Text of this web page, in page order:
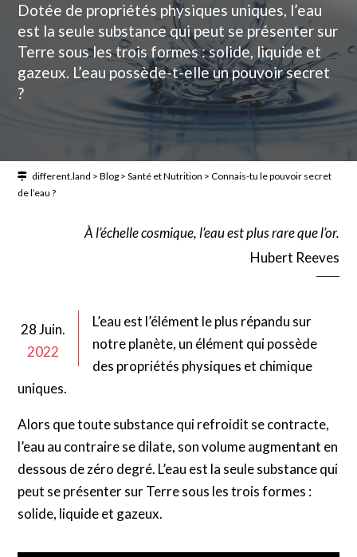
Dotée de propriétés physiques uniques, l’eau
est la seule substance qui peut se présenter sur
Terre sous les trois formes : solide, liquide et
gazeux. L’eau possède-t-elle un pouvoir secret
?
different.land >Blog >Santé et Nutrition >Connais-tu le pouvoir secret
de l’eau ?
À l’échelle cosmique, l’eau est plus rare que l’or.
Hubert Reeves
28 Juin.
2022
L’eau est l’élément le plus répandu sur
notre planète, un élément qui possède
des propriétés physiques et chimique
uniques.
Alors que toute substance qui refroidit se contracte,
l’eau au contraire se dilate, son volume augmentant en
dessous de zéro degré. L’eau est la seule substance qui
peut se présenter sur Terre sous les trois formes :
solide, liquide et gazeux.